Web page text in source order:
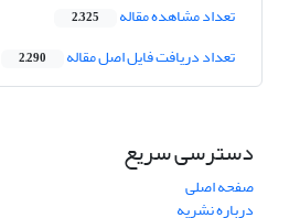
تعداد مشاهده مقاله 2,325
تعداد دریافت فایل اصل مقاله 2,290
دسترسی سریع
صفحه اصلی
درباره نشریه